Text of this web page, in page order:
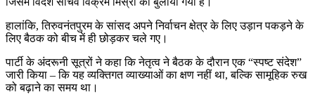
हालांकि, तिरुवनंतपुरम के सांसद अपने निर्वाचन क्षेत्र के लिए उड़ान पकड़ने के
लिए बैठक को बीच में ही छोड़कर चले गए।
पार्टी के अंदरूनी सूत्रों ने कहा कि नेतृत्व ने बैठक के दौरान एक “स्पष्ट संदेश”
जारी किया – कि यह व्यक्तिगत व्याख्याओं का क्षण नहीं था, बल्कि सामूहिक रुख
को बढ़ाने का समय था।